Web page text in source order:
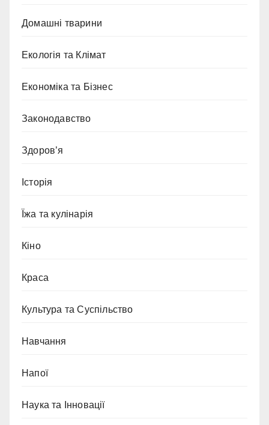
Домашні тварини
Екологія та Клімат
Економіка та Бізнес
Законодавство
Здоров’я
Історія
Їжа та кулінарія
Кіно
Краса
Культура та Суспільство
Навчання
Напої
Наука та Інновації